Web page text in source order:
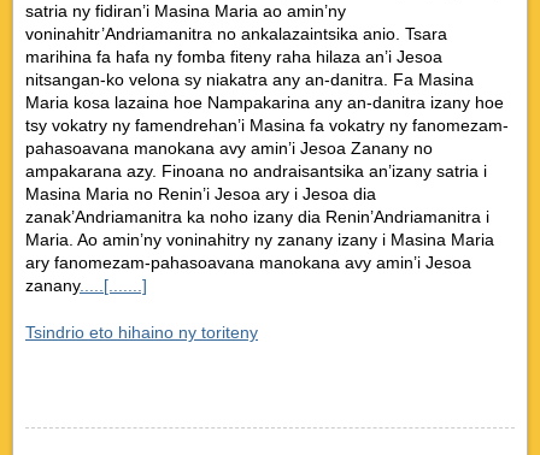
satria ny fidiran’i Masina Maria ao amin’ny
voninahitr’Andriamanitra no ankalazaintsika anio. Tsara
marihina fa hafa ny fomba fiteny raha hilaza an’i Jesoa
nitsangan-ko velona sy niakatra any an-danitra. Fa Masina
Maria kosa lazaina hoe Nampakarina any an-danitra izany hoe
tsy vokatry ny famendrehan’i Masina fa vokatry ny fanomezam-
pahasoavana manokana avy amin’i Jesoa Zanany no
ampakarana azy. Finoana no andraisantsika an’izany satria i
Masina Maria no Renin’i Jesoa ary i Jesoa dia
zanak’Andriamanitra ka noho izany dia Renin’Andriamanitra i
Maria. Ao amin’ny voninahitry ny zanany izany i Masina Maria
ary fanomezam-pahasoavana manokana avy amin’i Jesoa
zanany.....[.......]
Tsindrio eto hihaino ny toriteny